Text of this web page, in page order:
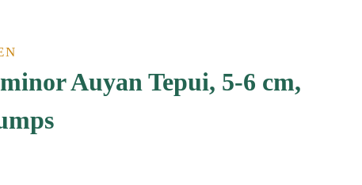
Auyan Tepui, 5-6 cm,